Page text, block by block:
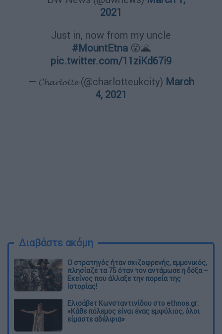
2021
Just in, now from my uncle
#MountEtna😮🌋
pic.twitter.com/11ziKd67i9
— 𝓒𝓱𝓪𝓻𝓵𝓸𝓽𝓽𝓮 (@charlotteukcity) March
4, 2021
Διαβάστε ακόμη
O στρατηγός ήταν σχιζοφρενής, εμμονικός,
πλησίαζε τα 75 όταν τον αντάμωσε η δόξα –
Εκείνος που άλλαξε την πορεία της
Ιστορίας!
Ελισάβετ Κωνσταντινίδου στο ethnos.gr:
«Κάθε πόλεμος είναι ένας εμφύλιος, όλοι
είμαστε αδέλφια»